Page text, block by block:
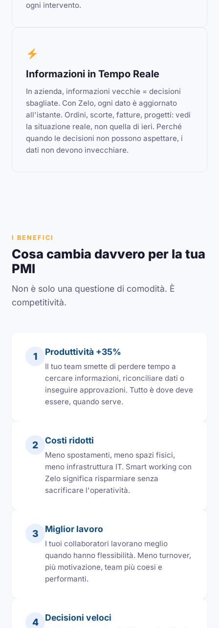
ogni intervento.
Informazioni in Tempo Reale
In azienda, informazioni vecchie = decisioni
sbagliate. Con Zelo, ogni dato è aggiornato
all'istante. Ordini, scorte, fatture, progetti: vedi
la situazione reale, non quella di ieri. Perché
quando le decisioni non possono aspettare, i
dati non devono invecchiare.
I BENEFICI
Cosa cambia davvero per la tua
PMI
Non è solo una questione di comodità. È
competitività.
1 Produttività +35%
Il tuo team smette di perdere tempo a
cercare informazioni, riconciliare dati o
inseguire approvazioni. Tutto è dove deve
essere, quando serve.
2 Costi ridotti
Meno spostamenti, meno spazi fisici,
meno infrastruttura IT. Smart working con
Zelo significa risparmiare senza
sacrificare l'operatività.
3 Miglior lavoro
I tuoi collaboratori lavorano meglio
quando hanno flessibilità. Meno turnover,
più motivazione, team più coesi e
performanti.
4 Decisioni veloci